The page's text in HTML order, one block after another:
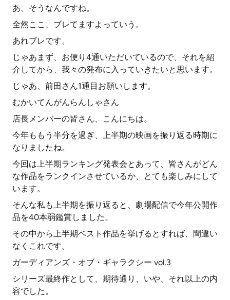
あ、そうなんですね。
全然ここ、ブレてますよっていう。
あれブレです。
じゃあまず、お便り4通いただいているので、それを紹
介してから、我々の発布に入っていきたいと思います。
じゃあ、前田さん1通目お願いします。
むかいてんがんらんしゃさん
店長メンバーの皆さん、こんにちは。
今年ももう半分を過ぎ、上半期の映画を振り返る時期に
なりましたね。
今回は上半期ランキング発表会とあって、皆さんがどん
な作品をランクインさせているか、とても楽しみにして
います。
そんな私も上半期を振り返ると、劇場配信で今年公開作
品を40本弱鑑賞しました。
その中から上半期ベスト作品を挙げるとすれば、間違い
なくこれです。
ガーディアンズ・オブ・ギャラクシー vol.3
シリーズ最終作として、期待通り、いや、それ以上の内
容でした。